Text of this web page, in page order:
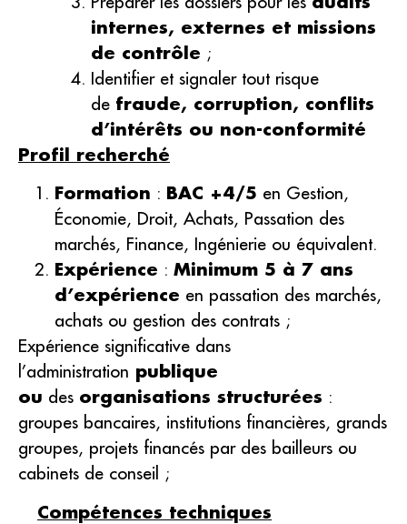
internes, externes et missions
de contrôle ;
Identifier et signaler tout risque
de fraude, corruption, conflits
d’intérêts ou non-conformité
Profil recherché
Formation : BAC +4/5 en Gestion,
Économie, Droit, Achats, Passation des
marchés, Finance, Ingénierie ou équivalent.
Expérience : Minimum 5 à 7 ans
d’expérience en passation des marchés,
achats ou gestion des contrats ;
Expérience significative dans
l’administration publique
ou des organisations structurées :
groupes bancaires, institutions financières, grands
groupes, projets financés par des bailleurs ou
cabinets de conseil ;
Compétences techniques